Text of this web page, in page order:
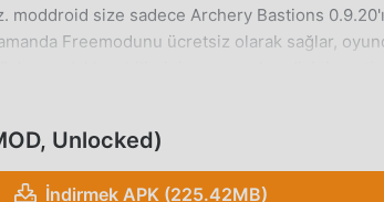
size sadece Archery Bastions
Freemodunu ücretsiz olarak sağlar,
Archery Bastions modunun oyunculardan
Bastions 0.9.20 indirip yükleyebilirsiniz. Ne
Unlocked)
İndirmek APK (225.42MB)